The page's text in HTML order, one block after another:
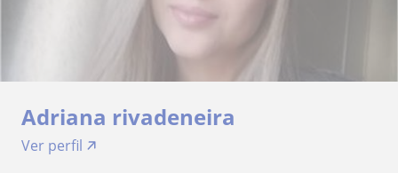
Adriana rivadeneira
Ver perfil